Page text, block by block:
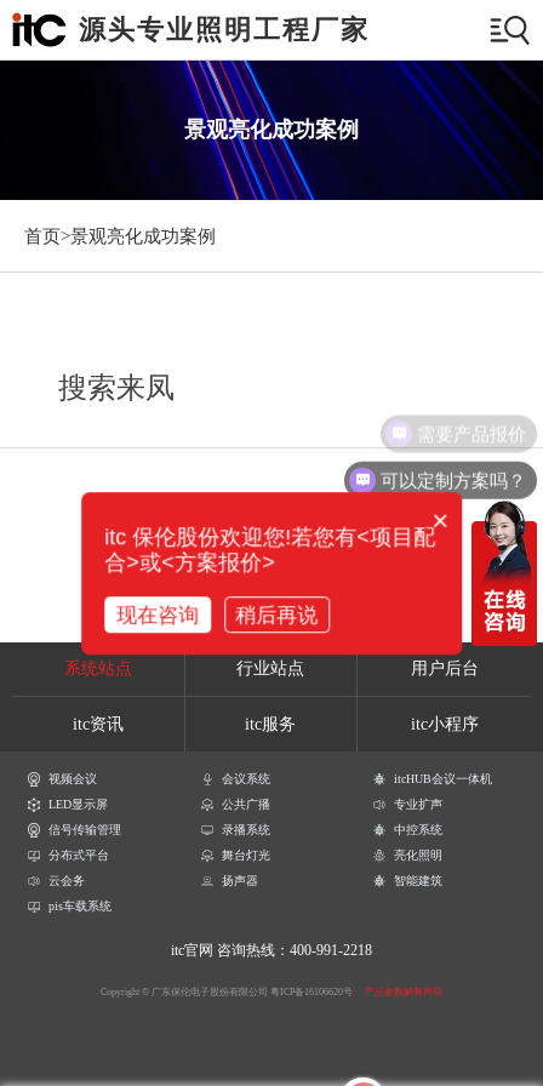
源头专业照明工程厂家
景观亮化成功案例
首页>景观亮化成功案例
搜索来凤
系统站点 行业站点 用户后台
itc资讯 itc服务 itc小程序
视频会议 会议系统
itcHUB会议一体机
LED显示屏
公共广播
专业扩声
信号传输管理
录播系统
中控系统
分布式平台
舞台灯光
亮化照明
云会务
扬声器
智能建筑
pis车载系统
itc官网 咨询热线：400-991-2218
Copyright © 广东保伦电子股份有限公司 粤ICP备16106620号 产品参数解释声明
可以定制方案吗？
需要产品报价
×
itc 保伦股份欢迎您!若您有<项目配
合>或<方案报价>
现在咨询 稍后再说